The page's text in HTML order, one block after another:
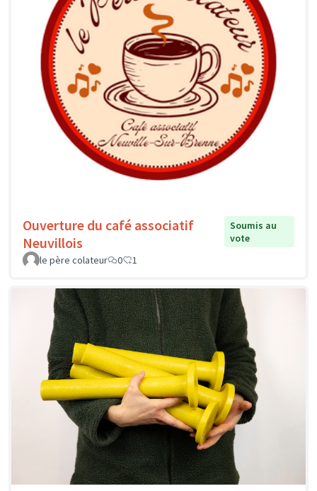
Ouverture du café associatif
Neuvillois
Soumis au
vote
le père colateur
0 1